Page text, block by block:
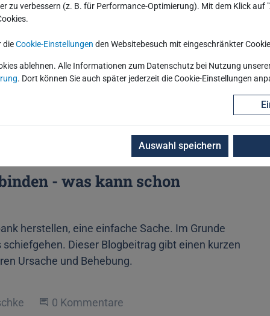
Beginne eine Unterhaltung
0 Kommentare
Oracle
Performance
- was kann schon
herstellen, eine einfache Sache. Im Grunde
Dieser Blogbeitrag gibt einen kurzen
Ursache und Behebung.
Beginne eine Unterhaltung
0 Kommentare
zu verbessern (z. B. für Performance-Optimierung). Mit dem Klick auf
dieCookie-Einstellungen den Websitebesuch mit eingeschränkter
ablehnen. Alle Informationen zum Datenschutz bei Nutzung
. Dort können Sie auch später jederzeit die Cookie-Einstellungen
Auswahl speichern